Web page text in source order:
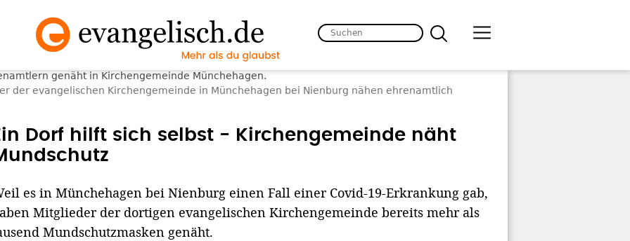
der evangelischen Kirchengemeinde in Münchehagen bei Nienburg nähen ehrenamtlich
Dorf hilft sich selbst - Kirchengemeinde näht
es in Münchehagen bei Nienburg einen Fall einer Covid-19-Erkrankung gab,
Mitglieder der dortigen evangelischen Kirchengemeinde bereits mehr als
Mundschutzmasken genäht.